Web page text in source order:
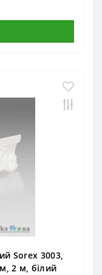
Sorex 3003,
2 м, білий